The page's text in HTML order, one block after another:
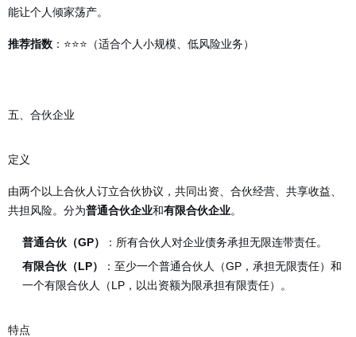
能让个人倾家荡产。
推荐指数 ：⭐⭐⭐（适合个人小规模、低风险业务）
五、合伙企业
定义
由两个以上合伙人订立合伙协议，共同出资、合伙经营、共享收益、
共担风险。分为普通合伙企业和有限合伙企业。
普通合伙（GP）
：所有合伙人对企业债务承担无限连带责任。
有限合伙（LP）
：至少一个普通合伙人（GP，承担无限责任）和
一个有限合伙人（LP，以出资额为限承担有限责任）。
特点